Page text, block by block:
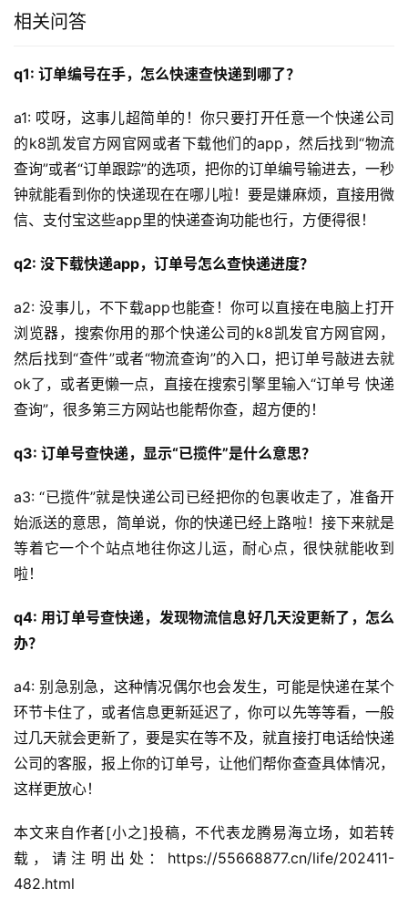
相关问答
q1: 订单编号在手，怎么快速查快递到哪了？
a1: 哎呀，这事儿超简单的！你只要打开任意一个快递公司
的k8凯发官方网官网或者下载他们的app，然后找到“物流
查询”或者“订单跟踪”的选项，把你的订单编号输进去，一秒
钟就能看到你的快递现在在哪儿啦！要是嫌麻烦，直接用微
信、支付宝这些app里的快递查询功能也行，方便得很！
q2: 没下载快递app，订单号怎么查快递进度？
a2: 没事儿，不下载app也能查！你可以直接在电脑上打开
浏览器，搜索你用的那个快递公司的k8凯发官方网官网，
然后找到“查件”或者“物流查询”的入口，把订单号敲进去就
ok了，或者更懒一点，直接在搜索引擎里输入“订单号 快递
查询”，很多第三方网站也能帮你查，超方便的！
q3: 订单号查快递，显示“已揽件”是什么意思？
a3: “已揽件”就是快递公司已经把你的包裹收走了，准备开
始派送的意思，简单说，你的快递已经上路啦！接下来就是
等着它一个个站点地往你这儿运，耐心点，很快就能收到
啦！
q4: 用订单号查快递，发现物流信息好几天没更新了，怎么
办？
a4: 别急别急，这种情况偶尔也会发生，可能是快递在某个
环节卡住了，或者信息更新延迟了，你可以先等等看，一般
过几天就会更新了，要是实在等不及，就直接打电话给快递
公司的客服，报上你的订单号，让他们帮你查查具体情况，
这样更放心！
本文来自作者[小之]投稿，不代表龙腾易海立场，如若转
载，请注明出处：https://55668877.cn/life/202411-
482.html